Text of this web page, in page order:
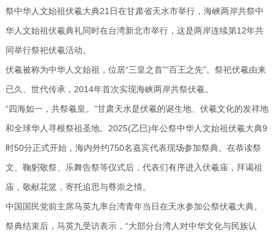
祭中华人文始祖伏羲大典21日在甘肃省天水市举行，海峡两岸共祭中
华人文始祖伏羲典礼同时在台湾新北市举行，这是两岸连续第12年共
同举行祭祀伏羲活动。
伏羲被称为中华人文始祖，位居“三皇之首”“百王之先”。祭祀伏羲由来
已久、世代传承，2014年首次实现海峡两岸共祭伏羲。
“四海如一，共祭羲皇。”甘肃天水是伏羲的诞生地、伏羲文化的发祥地
和全球华人寻根祭祖圣地。2025(乙巳)年公祭中华人文始祖伏羲大典9
时50分正式开始，海内外约750名嘉宾代表现场参加祭典。在恭读祭
文、鞠躬敬祭、乐舞告祭等仪式后，代表们有序进入伏羲庙，拜谒祖
庙，敬献花篮，寄托追思与尊崇之情。
中国国民党前主席马英九率台湾青年当日在天水参加公祭伏羲大典。
祭典结束后，马英九受访表示，“大部分台湾人对中华文化与民族认